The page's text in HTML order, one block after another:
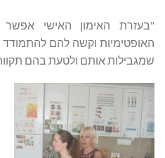
"בעזרת האימון האישי
האופטימיות וקשה להם
שמגבילות אותם ולטעת בהם